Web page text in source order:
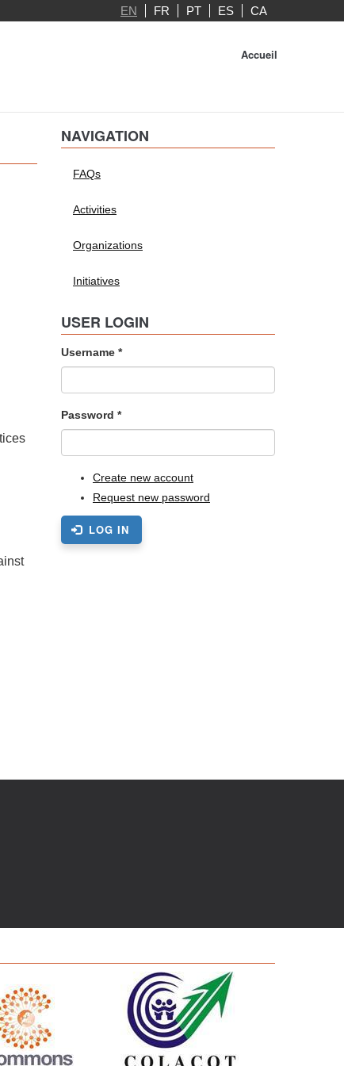
EN FR PT ES CA
Accueil
NAVIGATION
FAQs
Activities
Organizations
Initiatives
USER LOGIN
Username *
Password *
Create new account
Request new password
LOG IN